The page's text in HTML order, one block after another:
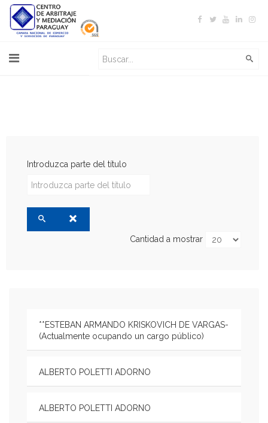
Introduzca parte del título
Cantidad a mostrar
**ESTEBAN ARMANDO KRISKOVICH DE VARGAS-
(Actualmente ocupando un cargo público)
ALBERTO POLETTI ADORNO
ALBERTO POLETTI ADORNO